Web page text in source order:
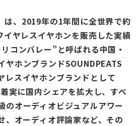
は、2019年の1年間に全世界で約
ヤレスイヤホンを販売した実績
コンバレー”と呼ばれる中国・
ヤホンブランドSOUNDPEATS
レスイヤホンブランドとして
実に国内シェアを拡大し、すべ
のオーディオビジュアルアワー
、オーディオ評論家など、その